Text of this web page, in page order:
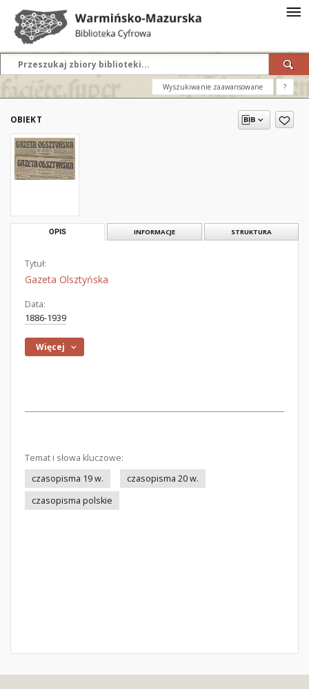
Wyszukiwanie zaawansowane ?
OBIEKT
OPIS INFORMACJE STRUKTURA
Tytuł:
Gazeta Olsztyńska
Data:
1886-1939
Więcej
Temat i słowa kluczowe:
czasopisma 19 w.
czasopisma 20 w.
czasopisma polskie